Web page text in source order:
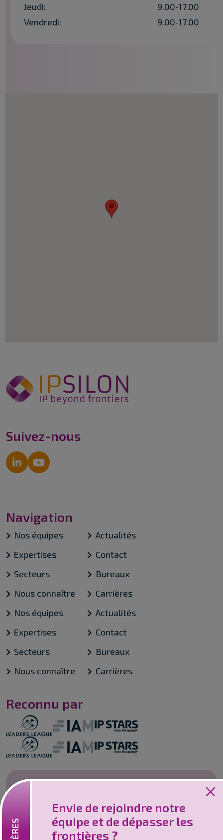
Jeudi:
9.00-17.00
Vendredi:
9.00-17.00
Envie de rejoindre notre
équipe et de dépasser les
frontières ?
Suivez-nous
Navigation
Nos équipes
Expertises
Secteurs
Nous connaître
Actualités
Contact
Bureaux
Carrières
Nos équipes
Expertises
Secteurs
Nous connaître
Actualités
Contact
Bureaux
Carrières
Reconnu par
Vous souhaitez rejoindre un cabinet
innovant et collaboratif ? Nous sommes l'un
des leaders en matière de services de